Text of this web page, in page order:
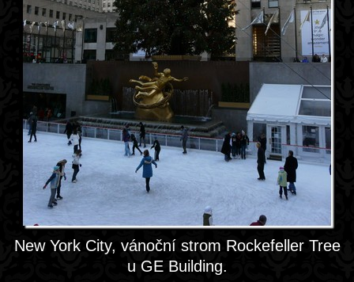
New York City, vánoční strom Rockefeller Tree
u GE Building.